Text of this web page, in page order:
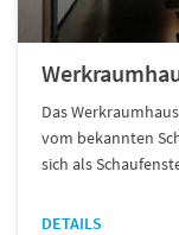
Das
vom bekannten
sich als
DETAILS